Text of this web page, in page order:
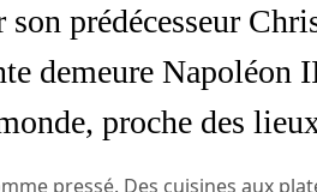
son prédécesseur
demeure Napoléon
proche des
pressé. Des cuisines aux